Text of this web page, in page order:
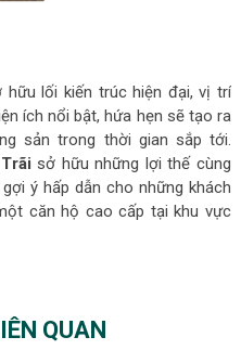
hữu lối kiến trúc hiện đại, vị trí
ích nổi bật, hứa hẹn sẽ tạo ra
sản trong thời gian sắp tới.
sở hữu những lợi thế cùng
ý hấp dẫn cho những khách
căn hộ cao cấp tại khu vực
QUAN